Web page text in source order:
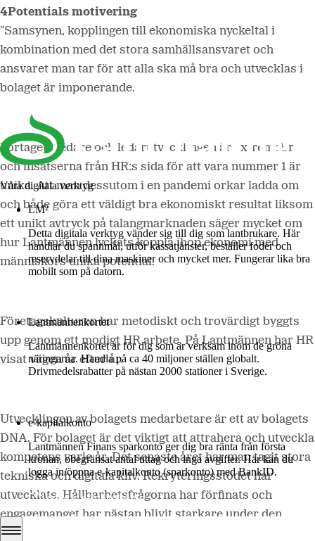
Våra digitala verktyg
LM²
Detta digitala verktyg vänder sig till dig som lantbrukare. Här
handlar du spannmål, utför kassatjänster, beställer foder och
reservdelar till dina maskiner och mycket mer. Fungerar lika bra
mobilt som på datorn.
Lantmännenkortet
Lantmännenkortet är för dig som är verksam inom de gröna
näringarna. Handla på ca 40 miljoner ställen globalt.
Drivmedelsrabatter på nästan 2000 stationer i Sverige.
e-kapitalkonto
Lantmännen Finans sparkonto ger dig bra ränta från första
kronan, obegränsat antal uttag och inga avgifter. Här kan du
logga in/öppna e-kapitalkonto (sparkonto) med BankID.
Logga in e-kapitalkonto
4Potentials motivering
”Samsynen, kopplingen till ekonomiska nyckeltal i
kombination med det stora samhällsansvaret och
ansvaret man tar för att alla ska må bra och utvecklas i
bolaget är imponerande.
Förtagets ledare och ledarutvecklingen är extremt bra
och insatserna från HR:s sida för att vara nummer 1 är
unika. Att man dessutom i en pandemi orkar ladda om
och både göra ett väldigt bra ekonomiskt resultat liksom
ett unikt avtryck på talangmarknaden säger mycket om
hur Lantmännen lyckats koppla ihop ekonomi med
människors unika potential.
Företagskulturen har metodiskt och trovärdigt byggts
upp genom ett modigt HR arbete. På Lantmännen har HR
visat vägen år efter år.
Utvecklingen av bolagets medarbetare är ett av bolagets
DNA. För bolaget är det viktigt att attrahera och utveckla
kompetens varje år. Det senaste året har man tagit stora
tekniska och digitala kliv. Rekryteringsstödet har
utvecklats. Hållbarhetsfrågorna har förfinats och
engagemanget har nästan blivit starkare under den
svåra tid som vi befinner oss i.